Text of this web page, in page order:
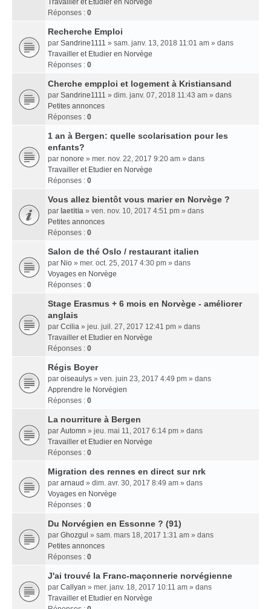
Travailler et Etudier en Norvège
Réponses : 0
Recherche Emploi
par Sandrine1111 » sam. janv. 13, 2018 11:01 am » dans
Travailler et Etudier en Norvège
Réponses : 0
Cherche empploi et logement à Kristiansand
par Sandrine1111 » dim. janv. 07, 2018 11:43 am » dans
Petites annonces
Réponses : 0
1 an à Bergen: quelle scolarisation pour les
enfants?
par nonore » mer. nov. 22, 2017 9:20 am » dans
Travailler et Etudier en Norvège
Réponses : 0
Vous allez bientôt vous marier en Norvège ?
par laetitia » ven. nov. 10, 2017 4:51 pm » dans
Petites annonces
Réponses : 0
Salon de thé Oslo / restaurant italien
par Nio » mer. oct. 25, 2017 4:30 pm » dans
Voyages en Norvège
Réponses : 0
Stage Erasmus + 6 mois en Norvège - améliorer
anglais
par Ccilia » jeu. juil. 27, 2017 12:41 pm » dans
Travailler et Etudier en Norvège
Réponses : 0
Régis Boyer
par oiseaulys » ven. juin 23, 2017 4:49 pm » dans
Apprendre le Norvégien
Réponses : 0
La nourriture à Bergen
par Automn » jeu. mai 11, 2017 6:14 pm » dans
Travailler et Etudier en Norvège
Réponses : 0
Migration des rennes en direct sur nrk
par arnaud » dim. avr. 30, 2017 8:49 am » dans
Voyages en Norvège
Réponses : 0
Du Norvégien en Essonne ? (91)
par Ghozgul » sam. mars 18, 2017 1:31 am » dans
Petites annonces
Réponses : 0
J'ai trouvé la Franc-maçonnerie norvégienne
par Callyan » mer. janv. 18, 2017 10:11 am » dans
Travailler et Etudier en Norvège